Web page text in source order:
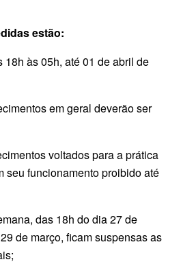
estão:
18h às 05h, até 01 de abril de
em geral deverão ser
voltados para a prática
seu funcionamento proibido até
das 18h do dia 27 de
de março, ficam suspensas as